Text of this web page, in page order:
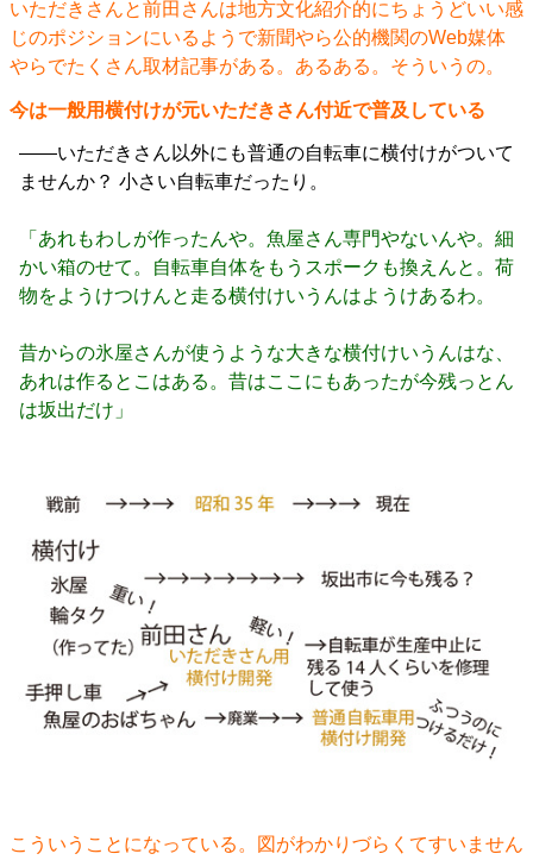
いただきさんと前田さんは地方文化紹介的にちょうどいい感
じのポジションにいるようで新聞やら公的機関のWeb媒体
やらでたくさん取材記事がある。あるある。そういうの。
今は一般用横付けが元いただきさん付近で普及している
――いただきさん以外にも普通の自転車に横付けがついて
ませんか？ 小さい自転車だったり。
「あれもわしが作ったんや。魚屋さん専門やないんや。細
かい箱のせて。自転車自体をもうスポークも換えんと。荷
物をようけつけんと走る横付けいうんはようけあるわ。
昔からの氷屋さんが使うような大きな横付けいうんはな、
あれは作るとこはある。昔はここにもあったが今残っとん
は坂出だけ」
こういうことになっている。図がわかりづらくてすいません